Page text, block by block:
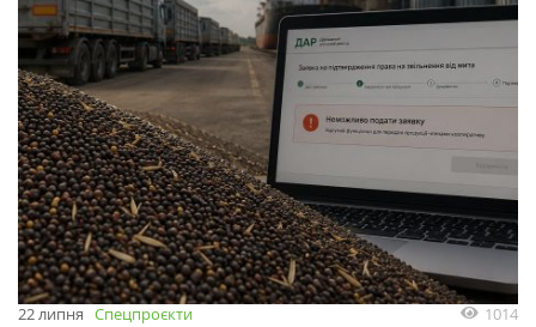
22 липня Спецпроєкти 1014